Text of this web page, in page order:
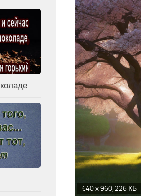
640 х 960, 226 КБ